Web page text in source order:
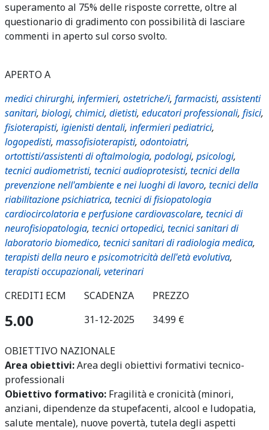
superamento al 75% delle risposte corrette, oltre al
questionario di gradimento con possibilità di lasciare
commenti in aperto sul corso svolto.
APERTO A
medici chirurghi, infermieri, ostetriche/i, farmacisti, assistenti
sanitari, biologi, chimici, dietisti, educatori professionali, fisici,
fisioterapisti, igienisti dentali, infermieri pediatrici,
logopedisti, massofisioterapisti, odontoiatri,
ortottisti/assistenti di oftalmologia, podologi, psicologi,
tecnici audiometristi, tecnici audioprotesisti, tecnici della
prevenzione nell'ambiente e nei luoghi di lavoro, tecnici della
riabilitazione psichiatrica, tecnici di fisiopatologia
cardiocircolatoria e perfusione cardiovascolare, tecnici di
neurofisiopatologia, tecnici ortopedici, tecnici sanitari di
laboratorio biomedico, tecnici sanitari di radiologia medica,
terapisti della neuro e psicomotricità dell'età evolutiva,
terapisti occupazionali, veterinari
CREDITI ECM
5.00
SCADENZA
31-12-2025
PREZZO
34.99 €
OBIETTIVO NAZIONALE
Area obiettivi:Area degli obiettivi formativi tecnico-
professionali
Obiettivo formativo: Fragilità e cronicità (minori,
anziani, dipendenze da stupefacenti, alcool e ludopatia,
salute mentale), nuove povertà, tutela degli aspetti